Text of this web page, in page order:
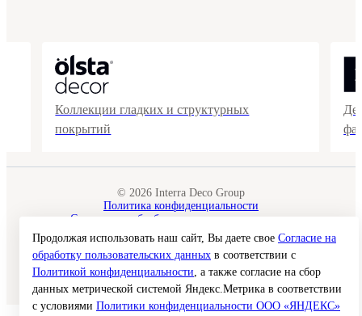
Коллекции гладких и структурных
покрытий
© 2026 Interra Deco Group
Политика конфиденциальности
Согласие на обработку персональных данных
Публичная оферта
Карта сайта
Создание сайта —
Продолжая использовать наш сайт, Вы даете свое Согласие на
обработку пользовательских данных в соответствии с
Политикой конфиденциальности, а также согласие на сбор
данных метрической системой Яндекс.Метрика в соответствии
с условиями Политики конфиденциальности ООО «ЯНДЕКС»